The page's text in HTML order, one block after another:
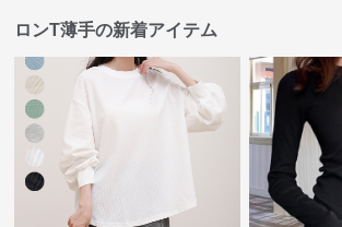
ロンT薄手の新着アイテム